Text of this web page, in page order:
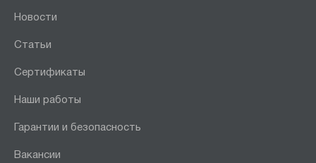
Новости
Статьи
Сертификаты
Наши работы
Гарантии и безопасность
Вакансии